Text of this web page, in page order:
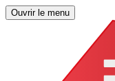
Ouvrir le menu